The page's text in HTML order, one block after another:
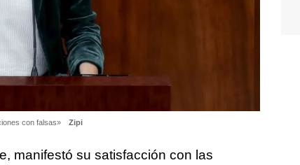
con falsas» Zipi
manifestó su satisfacción con las